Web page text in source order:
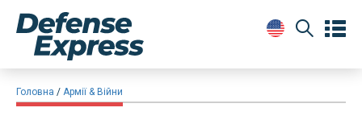
Головна Армії & Війни